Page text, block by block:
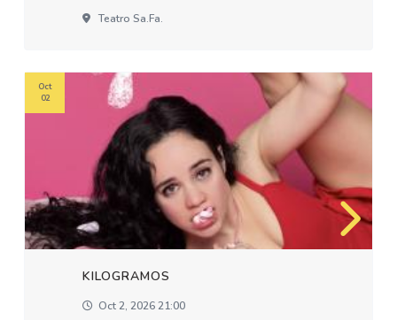
Teatro Sa.fa.
KILOGRAMOS
Oct 2, 2026 21:00
Oct
02